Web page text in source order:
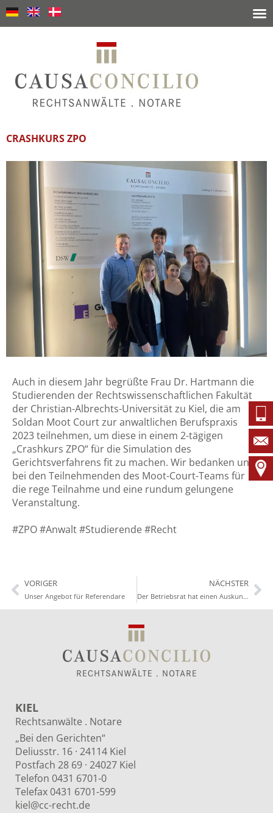
CRASHKURS ZPO
Auch in diesem Jahr begrüßte Frau Dr. Hartmann die
Studierenden der Rechtswissenschaftlichen Fakultät
der Christian-Albrechts-Universität zu Kiel, die am
Soldan Moot Court zur anwaltlichen Berufspraxis
2023 teilnehmen, um diese in einem 2-tägigen
„Crashkurs ZPO“ für die Simulation des
Gerichtsverfahrens fit zu machen. Wir bedanken uns
bei den Teilnehmenden des Moot-Court-Teams für
die rege Teilnahme und eine rundum gelungene
Veranstaltung.
#ZPO #Anwalt #Studierende #Recht
VORIGER
Unser Angebot für Referendare
NÄCHSTER
Der Betriebsrat hat einen Auskunftsanspruch bei Vertrauensarbeitszeit
KIEL
Rechtsanwälte . Notare
„Bei den Gerichten“
Deliusstr. 16 · 24114 Kiel
Postfach 28 69 · 24027 Kiel
Telefon 0431 6701-0
Telefax 0431 6701-599
kiel@cc-recht.de